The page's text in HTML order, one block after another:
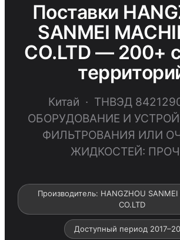
Поставки
SANMEI
CO.LTD — 200+
Китай · ТНВЭД
ОБОРУДОВАНИЕ И
ФИЛЬТРОВАНИЯ ИЛИ
ЖИДКОСТЕЙ:
Производитель: HANGZHOU SANMEI
CO.LTD
Доступный период